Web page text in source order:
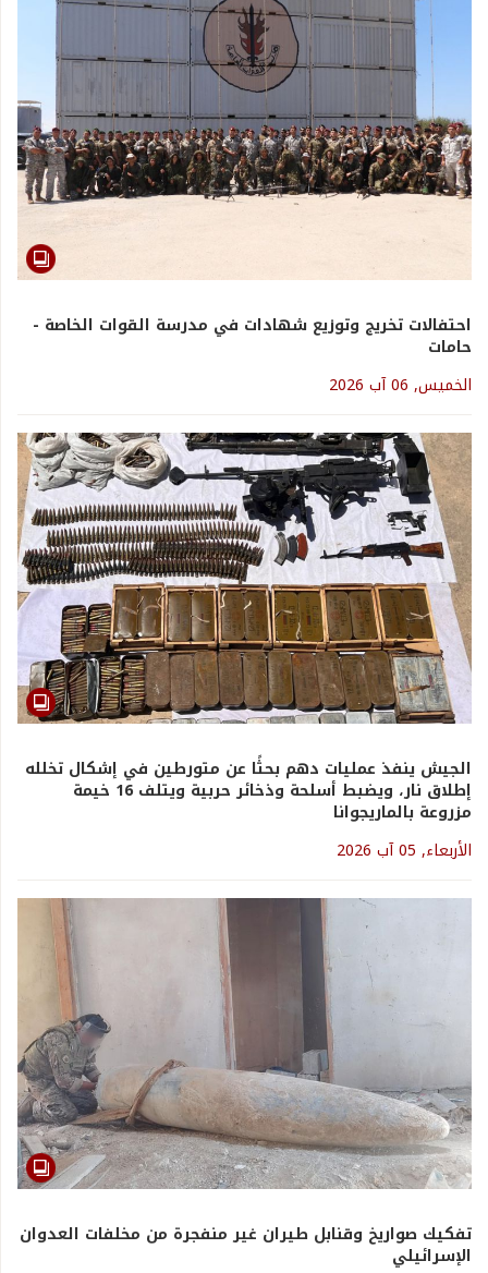
احتفالات تخريج وتوزيع شهادات في مدرسة القوات الخاصة -
حامات
الخميس, 06 آب 2026
الجيش ينفذ عمليات دهم بحثًا عن متورطين في إشكال تخلله
إطلاق نار، ويضبط أسلحة وذخائر حربية ويتلف 16 خيمة
مزروعة بالماريجوانا
الأربعاء, 05 آب 2026
تفكيك صواريخ وقنابل طيران غير منفجرة من مخلفات العدوان
الإسرائيلي